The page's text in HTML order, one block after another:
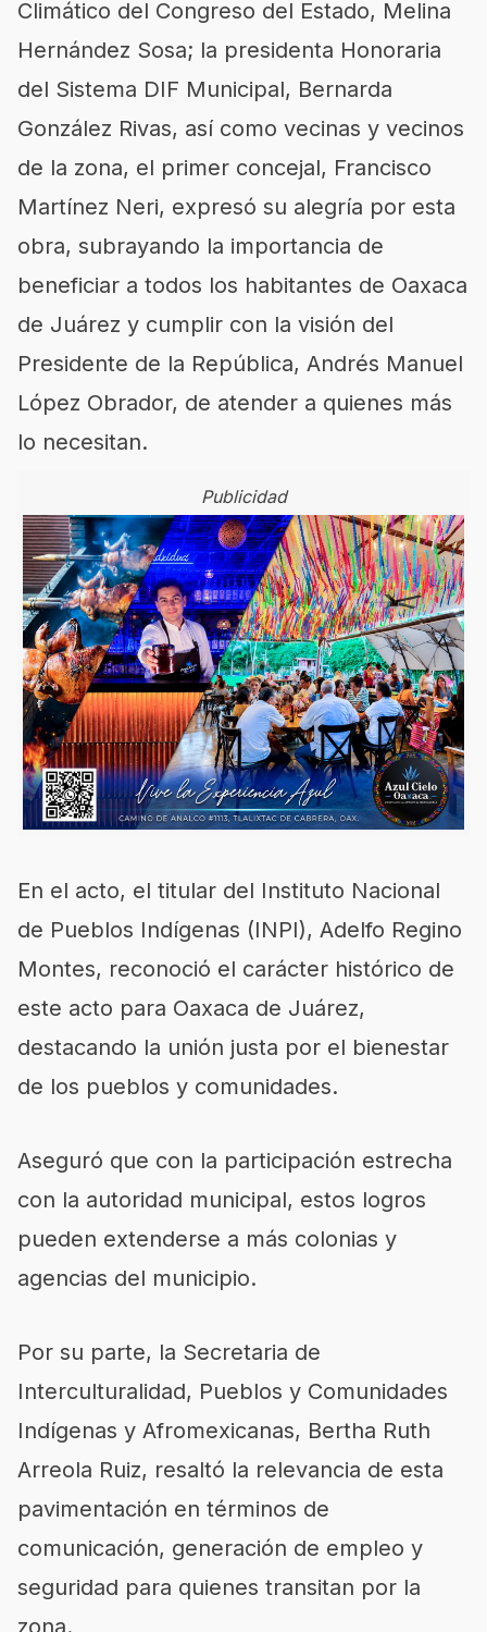
Climático del Congreso del Estado, Melina
Hernández Sosa; la presidenta Honoraria
del Sistema DIF Municipal, Bernarda
González Rivas, así como vecinas y vecinos
de la zona, el primer concejal, Francisco
Martínez Neri, expresó su alegría por esta
obra, subrayando la importancia de
beneficiar a todos los habitantes de Oaxaca
de Juárez y cumplir con la visión del
Presidente de la República, Andrés Manuel
López Obrador, de atender a quienes más
lo necesitan.
Publicidad
En el acto, el titular del Instituto Nacional
de Pueblos Indígenas (INPI), Adelfo Regino
Montes, reconoció el carácter histórico de
este acto para Oaxaca de Juárez,
destacando la unión justa por el bienestar
de los pueblos y comunidades.
Aseguró que con la participación estrecha
con la autoridad municipal, estos logros
pueden extenderse a más colonias y
agencias del municipio.
Por su parte, la Secretaria de
Interculturalidad, Pueblos y Comunidades
Indígenas y Afromexicanas, Bertha Ruth
Arreola Ruiz, resaltó la relevancia de esta
pavimentación en términos de
comunicación, generación de empleo y
seguridad para quienes transitan por la
zona.